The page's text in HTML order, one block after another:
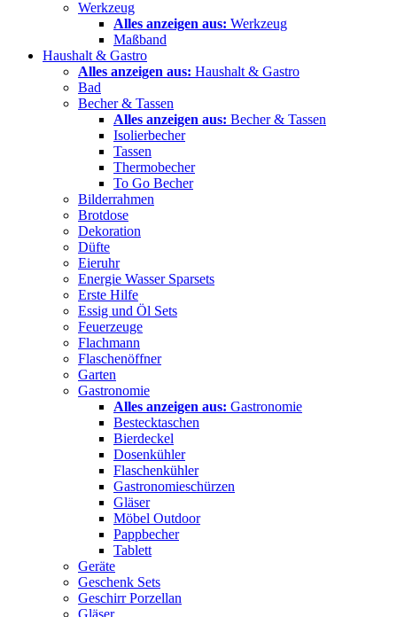
Werkzeug
Alles anzeigen aus: Werkzeug
Maßband
Haushalt & Gastro
Alles anzeigen aus: Haushalt & Gastro
Bad
Becher & Tassen
Alles anzeigen aus: Becher & Tassen
Isolierbecher
Tassen
Thermobecher
To Go Becher
Bilderrahmen
Brotdose
Dekoration
Düfte
Eieruhr
Energie Wasser Sparsets
Erste Hilfe
Essig und Öl Sets
Feuerzeuge
Flachmann
Flaschenöffner
Garten
Gastronomie
Alles anzeigen aus: Gastronomie
Bestecktaschen
Bierdeckel
Dosenkühler
Flaschenkühler
Gastronomieschürzen
Gläser
Möbel Outdoor
Pappbecher
Tablett
Geräte
Geschenk Sets
Geschirr Porzellan